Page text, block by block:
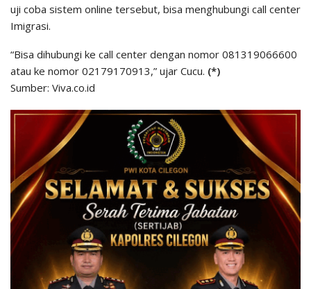
uji coba sistem online tersebut, bisa menghubungi call center
Imigrasi.
“Bisa dihubungi ke call center dengan nomor 081319066600
atau ke nomor 02179170913,” ujar Cucu. (*)
Sumber: Viva.co.id